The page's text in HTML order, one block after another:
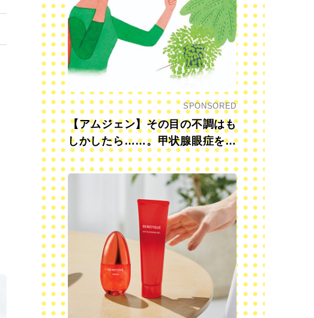
SPONSORED
【アムジェン】その目の不調はも
しかしたら……。甲状腺眼症を知
っていますか？